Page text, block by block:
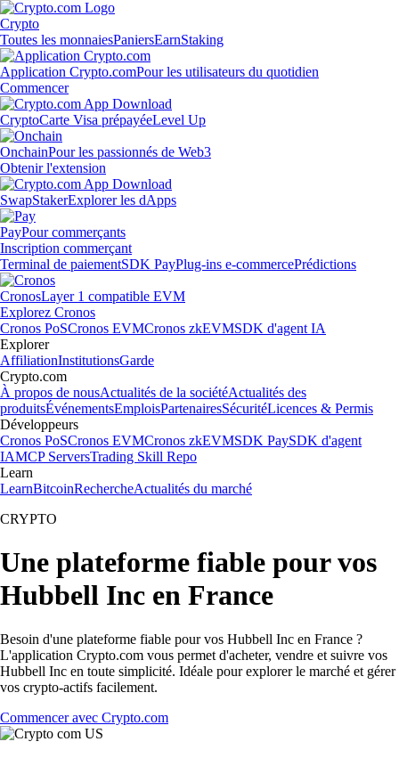
Crypto
Toutes les monnaiesPaniersEarnStaking
Application Crypto.comPour les utilisateurs du quotidien
Commencer
CryptoCarte Visa prépayéeLevel Up
OnchainPour les passionnés de Web3
Obtenir l'extension
SwapStakerExplorer les dApps
PayPour commerçants
Inscription commerçant
Terminal de paiementSDK PayPlug-ins e-commercePrédictions
CronosLayer 1 compatible EVM
Explorez Cronos
Cronos PoSCronos EVMCronos zkEVMSDK d'agent IA
Explorer
AffiliationInstitutionsGarde
Crypto.com
À propos de nousActualités de la sociétéActualités des
produitsÉvénementsEmploisPartenairesSécuritéLicences & Permis
Développeurs
Cronos PoSCronos EVMCronos zkEVMSDK PaySDK d'agent
IAMCP ServersTrading Skill Repo
Learn
LearnBitcoinRechercheActualités du marché
CRYPTO
Une plateforme fiable pour vos
Hubbell Inc en France
Besoin d'une plateforme fiable pour vos Hubbell Inc en France ?
L'application Crypto.com vous permet d'acheter, vendre et suivre vos
Hubbell Inc en toute simplicité. Idéale pour explorer le marché et gérer
vos crypto-actifs facilement.
Commencer avec Crypto.com